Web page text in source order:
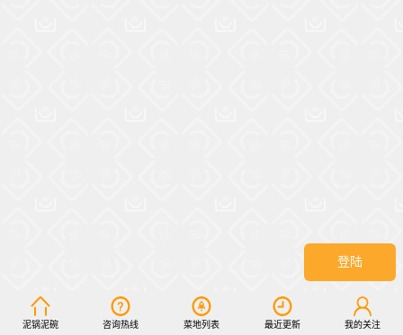
登陆
泥锅泥碗 咨询热线 菜地列表 最近更新 我的关注